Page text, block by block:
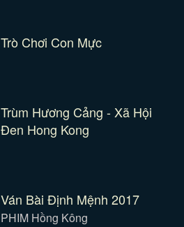
Trò Chơi Con Mực
Trùm Hương Cảng - Xã Hội
Đen Hong Kong
Ván Bài Định Mệnh 2017
PHIM Hồng Kông